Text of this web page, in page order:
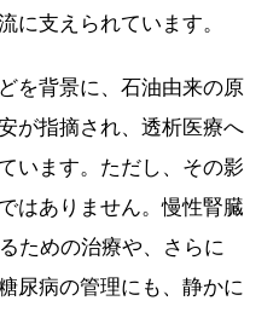
に支えられています。
を背景に、石油由来の原
が指摘され、透析医療へ
います。ただし、その影
はありません。慢性腎臓
ための治療や、さらに
尿病の管理にも、静かに